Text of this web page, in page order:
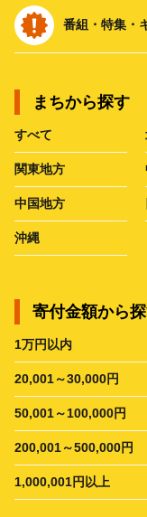
番組・特集・
まちから探す
すべて
関東地方
中国地方
沖縄
寄付金額から
1万円以内
20,001～30,000円
50,001～100,000円
200,001～500,000円
1,000,001円以上